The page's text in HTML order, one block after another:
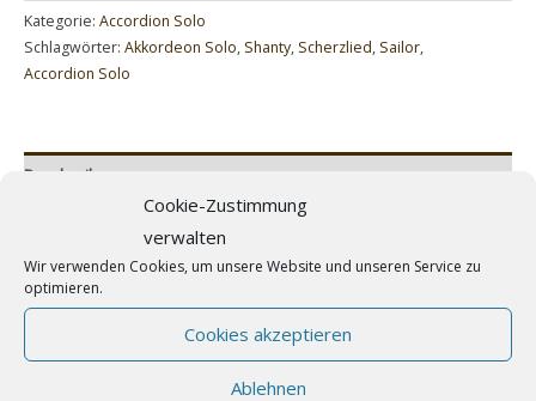
Cookie-Zustimmung
verwalten
Wir verwenden Cookies, um unsere Website und unseren Service zu
optimieren.
Cookies akzeptieren
Ablehnen
we
do
with
sailor
Menge
Kategorie: Accordion Solo
Schlagwörter: Akkordeon Solo, Shanty, Scherzlied, Sailor,
Accordion Solo
Beschreibung
Rezensionen (0)
Weltweit bekanntes, traditionelles Scherzlied, hier im
Arrangement für Akkordeon solo